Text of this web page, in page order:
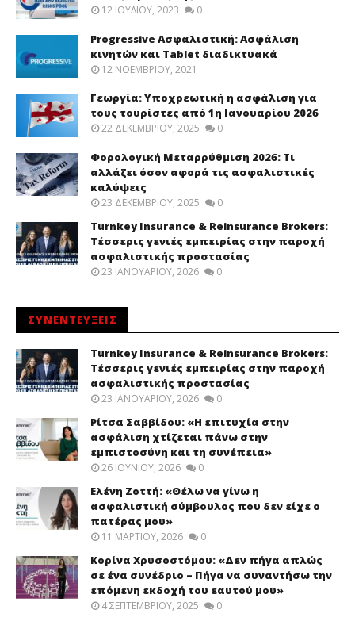
12 ΙΟΥΛΊΟΥ, 2023 0
Progressive Ασφαλιστική: Ασφάλιση
κινητών και Tablet διαδικτυακά
12 ΝΟΕΜΒΡΊΟΥ, 2021
Γεωργία: Υποχρεωτική η ασφάλιση για
τους τουρίστες από 1η Ιανουαρίου 2026
22 ΔΕΚΕΜΒΡΊΟΥ, 2025 0
Φορολογική Μεταρρύθμιση 2026: Τι
αλλάζει όσον αφορά τις ασφαλιστικές
καλύψεις
23 ΔΕΚΕΜΒΡΊΟΥ, 2025 0
Turnkey Insurance & Reinsurance Brokers:
Τέσσερις γενιές εμπειρίας στην παροχή
ασφαλιστικής προστασίας
23 ΙΑΝΟΥΑΡΊΟΥ, 2026 0
ΣΥΝΕΝΤΕΥΞΕΙΣ
Turnkey Insurance & Reinsurance Brokers:
Τέσσερις γενιές εμπειρίας στην παροχή
ασφαλιστικής προστασίας
23 ΙΑΝΟΥΑΡΊΟΥ, 2026 0
Ρίτσα Σαββίδου: «Η επιτυχία στην
ασφάλιση χτίζεται πάνω στην
εμπιστοσύνη και τη συνέπεια»
26 ΙΟΥΝΊΟΥ, 2026 0
Ελένη Ζοττή: «Θέλω να γίνω η
ασφαλιστική σύμβουλος που δεν είχε ο
πατέρας μου»
11 ΜΑΡΤΊΟΥ, 2026 0
Κορίνα Χρυσοστόμου: «Δεν πήγα απλώς
σε ένα συνέδριο – Πήγα να συναντήσω την
επόμενη εκδοχή του εαυτού μου»
4 ΣΕΠΤΕΜΒΡΊΟΥ, 2025 0